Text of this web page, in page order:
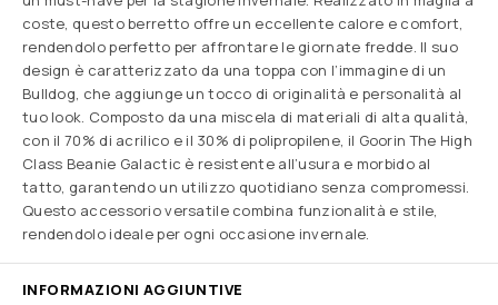
coste, questo berretto offre un eccellente calore e comfort,
rendendolo perfetto per affrontare le giornate fredde. Il suo
design è caratterizzato da una toppa con l’immagine di un
Bulldog, che aggiunge un tocco di originalità e personalità al
tuo look. Composto da una miscela di materiali di alta qualità,
con il 70% di acrilico e il 30% di polipropilene, il Goorin The High
Class Beanie Galactic è resistente all’usura e morbido al
tatto, garantendo un utilizzo quotidiano senza compromessi.
Questo accessorio versatile combina funzionalità e stile,
rendendolo ideale per ogni occasione invernale.
INFORMAZIONI AGGIUNTIVE